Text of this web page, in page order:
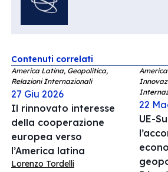
Contenuti correlati
America Latina, Geopolitica,
Relazioni Internazionali
27 Giu 2026
Il rinnovato interesse
della cooperazione
europea verso
l’America latina
Lorenzo Tordelli
22
UE-